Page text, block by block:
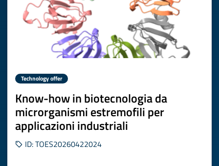
Technology offer
Know-how in biotecnologia da
microrganismi estremofili per
applicazioni industriali
ID: TOES20260422024